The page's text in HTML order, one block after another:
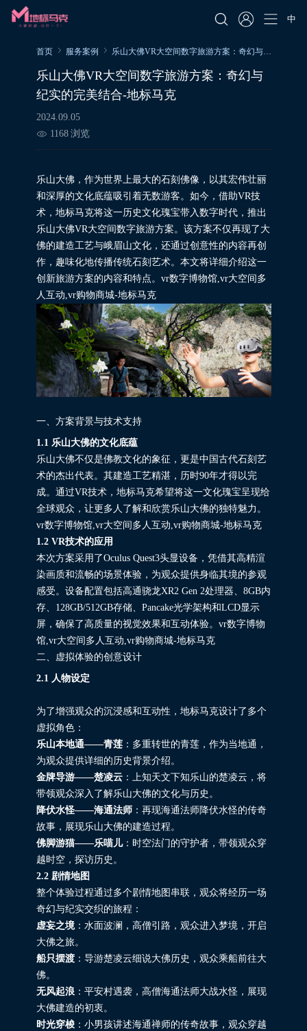
中
首页 服务案例 乐山大佛VR大空间数字旅游方案：奇幻与纪实的完美结合-地标马克
乐山大佛VR大空间数字旅游方案：奇幻与
纪实的完美结合-地标马克
2024.09.05
1168 浏览
乐山大佛，作为世界上最大的石刻佛像，以其宏伟壮丽
和深厚的文化底蕴吸引着无数游客。如今，借助VR技
术，地标马克将这一历史文化瑰宝带入数字时代，推出
乐山大佛VR大空间数字旅游方案。该方案不仅再现了大
佛的建造工艺与峨眉山文化，还通过创意性的内容再创
作，趣味化地传播传统石刻艺术。本文将详细介绍这一
创新旅游方案的内容和特点。vr数字博物馆,vr大空间多
人互动,vr购物商城-地标马克
一、方案背景与技术支持
1.1 乐山大佛的文化底蕴
乐山大佛不仅是佛教文化的象征，更是中国古代石刻艺
术的杰出代表。其建造工艺精湛，历时90年才得以完
成。通过VR技术，地标马克希望将这一文化瑰宝呈现给
全球观众，让更多人了解和欣赏乐山大佛的独特魅力。
vr数字博物馆,vr大空间多人互动,vr购物商城-地标马克
1.2 VR技术的应用
本次方案采用了Oculus Quest3头显设备，凭借其高精渲
染画质和流畅的场景体验，为观众提供身临其境的参观
感受。设备配置包括高通骁龙XR2 Gen 2处理器、8GB内
存、128GB/512GB存储、Pancake光学架构和LCD显示
屏，确保了高质量的视觉效果和互动体验。vr数字博物
馆,vr大空间多人互动,vr购物商城-地标马克
二、虚拟体验的创意设计
2.1 人物设定
为了增强观众的沉浸感和互动性，地标马克设计了多个
虚拟角色：
乐山本地通——青莲：多重转世的青莲，作为当地通，
为观众提供详细的历史背景介绍。
金牌导游——楚凌云：上知天文下知乐山的楚凌云，将
带领观众深入了解乐山大佛的文化与历史。
降伏水怪——海通法师：再现海通法师降伏水怪的传奇
故事，展现乐山大佛的建造过程。
佛脚游猫——乐喵儿：时空法门的守护者，带领观众穿
越时空，探访历史。
2.2 剧情地图
整个体验过程通过多个剧情地图串联，观众将经历一场
奇幻与纪实交织的旅程：
虚妄之境：水面波澜，高僧引路，观众进入梦境，开启
大佛之旅。
船只摆渡：导游楚凌云细说大佛历史，观众乘船前往大
佛。
无风起浪：平安村遇袭，高僧海通法师大战水怪，展现
大佛建造的初衷。
时光穿梭：小男孩讲述海通禅师的传奇故事，观众穿越